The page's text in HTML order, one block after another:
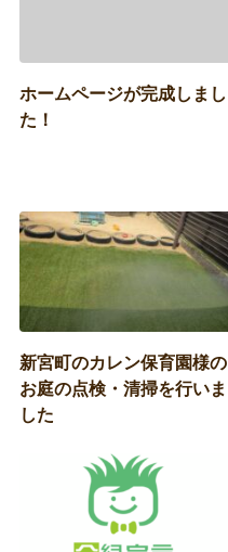
ホームページが完成しまし
た！
新宮町のカレン保育園様の
お庭の点検・清掃を行いま
した